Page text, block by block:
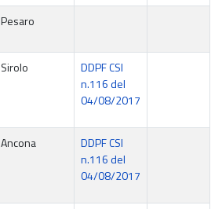
Pesaro
Sirolo
DDPF CSI
n.116 del
04/08/2017
Ancona
DDPF CSI
n.116 del
04/08/2017